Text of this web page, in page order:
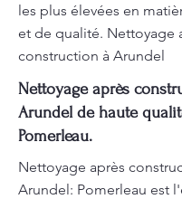
les plus élevées en
et de qualité. Nettoyage
construction à Arundel
Nettoyage après
Arundel de haute
Pomerleau.
Nettoyage après
Arundel: Pomerleau est